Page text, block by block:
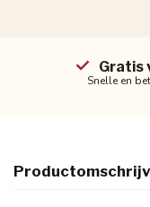
Gratis
Snelle en